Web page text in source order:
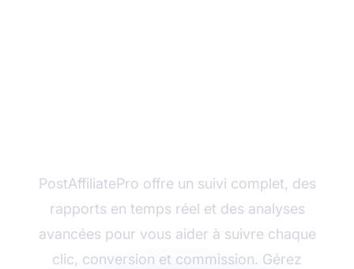
PostAffiliatePro offre un suivi complet, des
rapports en temps réel et des analyses
avancées pour vous aider à suivre chaque
clic, conversion et commission. Gérez